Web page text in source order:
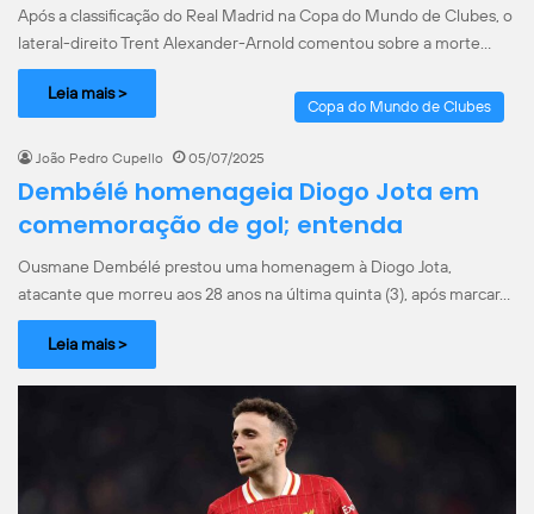
Após a classificação do Real Madrid na Copa do Mundo de Clubes, o
lateral-direito Trent Alexander-Arnold comentou sobre a morte…
Leia mais >
Copa do Mundo de Clubes
João Pedro Cupello 05/07/2025
Dembélé homenageia Diogo Jota em
comemoração de gol; entenda
Ousmane Dembélé prestou uma homenagem à Diogo Jota,
atacante que morreu aos 28 anos na última quinta (3), após marcar…
Leia mais >